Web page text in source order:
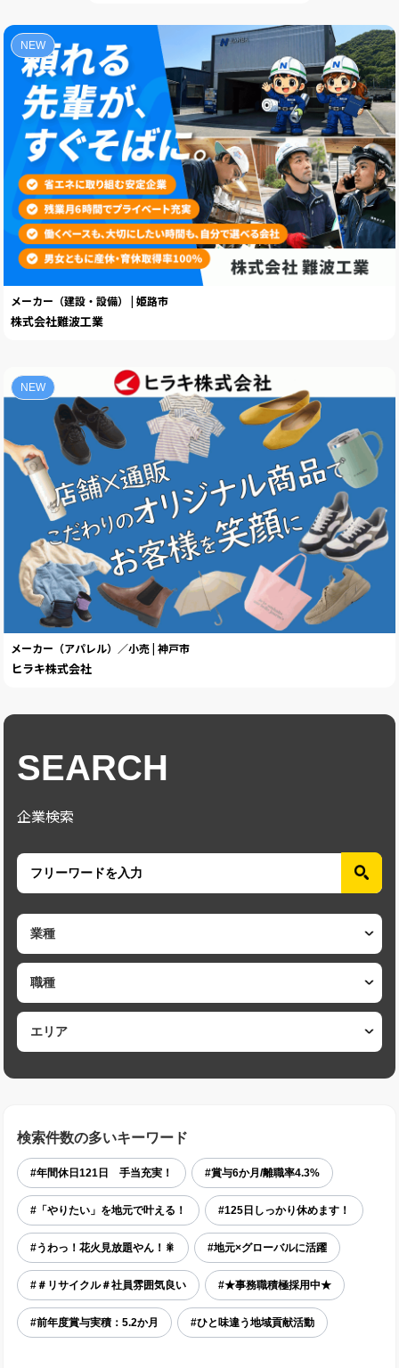
NEW
メーカー（建設・設備） | 姫路市
株式会社難波工業
NEW
メーカー（アパレル）／小売 | 神戸市
ヒラキ株式会社
SEARCH
企業検索
検索件数の多いキーワード
#年間休日121日 手当充実！ #賞与6か月/離職率4.3%
#「やりたい」を地元で叶える！ #125日しっかり休めます！
#うわっ！花火見放題やん！🎇 #地元×グローバルに活躍
#＃リサイクル＃社員雰囲気良い #★事務職積極採用中★
#前年度賞与実積：5.2か月 #ひと味違う地域貢献活動